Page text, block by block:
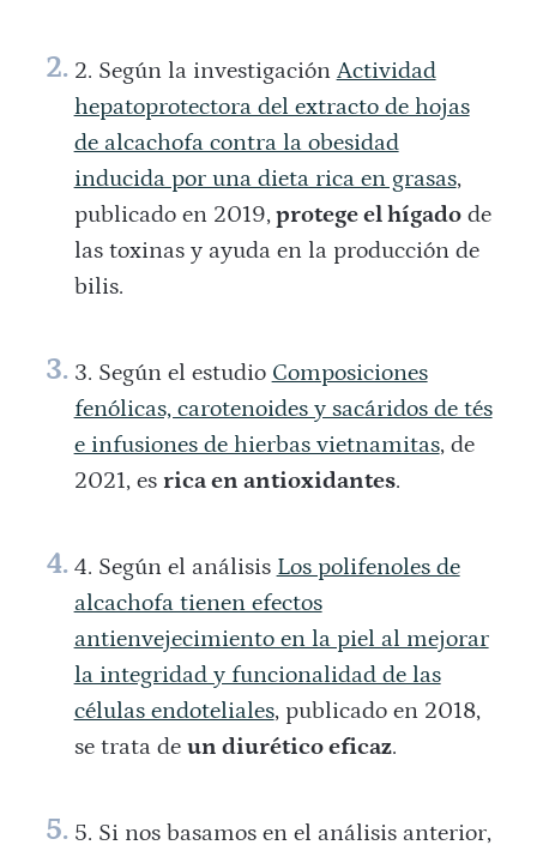
Según la investigación Actividad
hepatoprotectora del extracto de hojas
de alcachofa contra la obesidad
inducida por una dieta rica en grasas,
publicado en 2019,protege el hígadode
las toxinas y ayuda en la producción de
bilis.
Según el estudio Composiciones
fenólicas, carotenoides y sacáridos de tés
e infusiones de hierbas vietnamitas, de
2021, es rica en antioxidantes.
Según el análisis Los polifenoles de
alcachofa tienen efectos
antienvejecimiento en la piel al mejorar
la integridad y funcionalidad de las
células endoteliales, publicado en 2018,
se trata de un diurético eficaz.
Si nos basamos en el análisis anterior,